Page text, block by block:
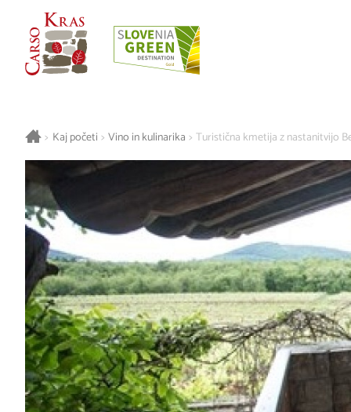
> Kaj početi > Vino in kulinarika > Turistična kmetija z nastanitvijo